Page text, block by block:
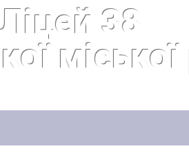
Ліцей 38